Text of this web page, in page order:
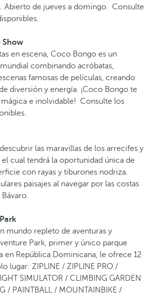
Abierto de jueves a domingo. Consulte
Show
en escena, Coco Bongo es un
combinando acróbatas,
famosas de películas, creando
diversión y energía. ¡Coco Bongo te
mágica e inolvidable! Consulte los
las maravillas de los arrecifes y
cual tendrá la oportunidad única de
con rayas y tiburones nodriza.
paisajes al navegar por las costas
mundo repleto de aventuras y
Park, primer y único parque
en República Dominicana, le ofrece 12
lugar: ZIPLINE / ZIPLINE PRO /
SIMULATOR / CLIMBING GARDEN
/ PAINTBALL / MOUNTAINBIKE /